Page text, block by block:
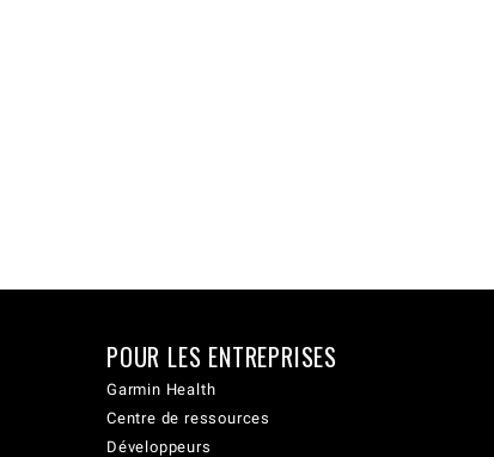
POUR LES ENTREPRISES
Garmin Health
Centre de ressources
Développeurs